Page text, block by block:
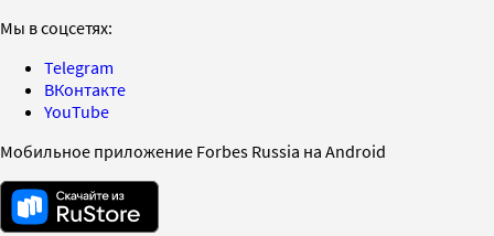
Мы в соцсетях:
Telegram
ВКонтакте
YouTube
Мобильное приложение Forbes Russia на Android